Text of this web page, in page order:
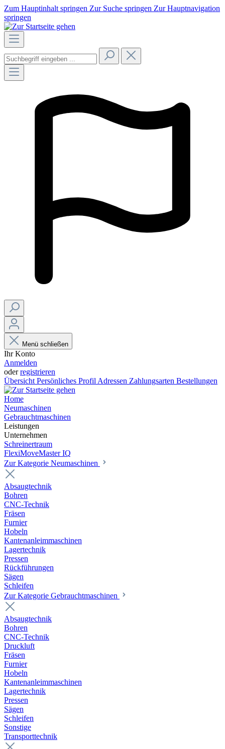
Zum Hauptinhalt springen Zur Suche springen Zur Hauptnavigation
springen
Menü schließen
Ihr Konto
Anmelden
oderregistrieren
Übersicht Persönliches Profil Adressen Zahlungsarten Bestellungen
Home
Neumaschinen
Gebrauchtmaschinen
Leistungen
Unternehmen
Schreinertraum
FlexiMoveMaster IQ
Zur Kategorie Neumaschinen
Absaugtechnik
Bohren
CNC-Technik
Fräsen
Furnier
Hobeln
Kantenanleimmaschinen
Lagertechnik
Pressen
Rückführungen
Sägen
Schleifen
Zur Kategorie Gebrauchtmaschinen
Absaugtechnik
Bohren
CNC-Technik
Druckluft
Fräsen
Furnier
Hobeln
Kantenanleimmaschinen
Lagertechnik
Pressen
Sägen
Schleifen
Sonstige
Transporttechnik